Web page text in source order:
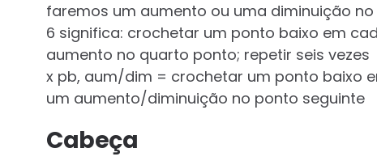
faremos um aumento ou uma diminuição
6 significa: crochetar um ponto baixo em
aumento no quarto ponto; repetir seis vezes
x pb, aum/dim = crochetar um ponto baixo
um aumento/diminuição no ponto seguinte
Cabeça